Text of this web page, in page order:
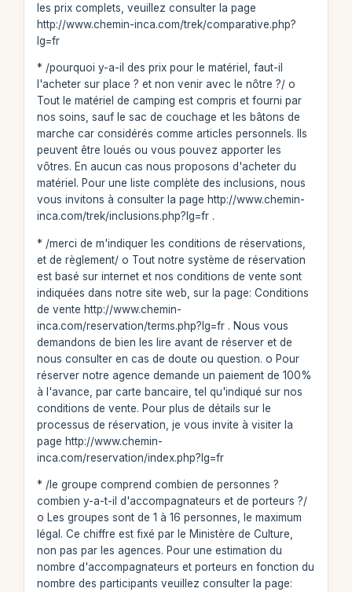
les prix complets, veuillez consulter la page
http://www.chemin-inca.com/trek/comparative.php?
lg=fr
* /pourquoi y-a-il des prix pour le matériel, faut-il
l'acheter sur place ? et non venir avec le nôtre ?/ o
Tout le matériel de camping est compris et fourni par
nos soins, sauf le sac de couchage et les bâtons de
marche car considérés comme articles personnels. Ils
peuvent être loués ou vous pouvez apporter les
vôtres. En aucun cas nous proposons d'acheter du
matériel. Pour une liste complète des inclusions, nous
vous invitons à consulter la page http://www.chemin-
inca.com/trek/inclusions.php?lg=fr .
* /merci de m'indiquer les conditions de réservations,
et de règlement/ o Tout notre système de réservation
est basé sur internet et nos conditions de vente sont
indiquées dans notre site web, sur la page: Conditions
de vente http://www.chemin-
inca.com/reservation/terms.php?lg=fr . Nous vous
demandons de bien les lire avant de réserver et de
nous consulter en cas de doute ou question. o Pour
réserver notre agence demande un paiement de 100%
à l'avance, par carte bancaire, tel qu'indiqué sur nos
conditions de vente. Pour plus de détails sur le
processus de réservation, je vous invite à visiter la
page http://www.chemin-
inca.com/reservation/index.php?lg=fr
* /le groupe comprend combien de personnes ?
combien y-a-t-il d'accompagnateurs et de porteurs ?/
o Les groupes sont de 1 à 16 personnes, le maximum
légal. Ce chiffre est fixé par le Ministère de Culture,
non pas par les agences. Pour une estimation du
nombre d'accompagnateurs et porteurs en fonction du
nombre des participants veuillez consulter la page: